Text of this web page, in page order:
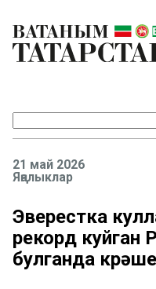
21 май 2026
Яңалыклар
Эверестка
рекорд куйган
булганда